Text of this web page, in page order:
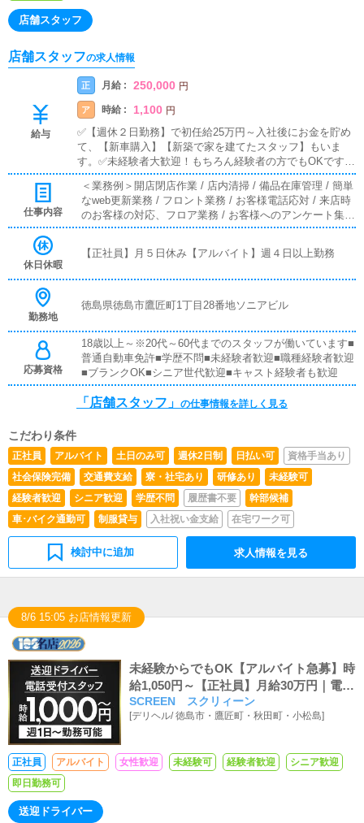
店舗スタッフ
店舗スタッフの求人情報
給与
正 月給 : 250,000 円
ア 時給 : 1,100 円
✅【週休２日勤務】で初任給25万円～入社後にお金を貯め
て、【新車購入】【新築で家を建てたスタッフ】もいま
す。✅未経験者大歓迎！もちろん経験者の方でもOKです。
✅有給休暇制度あり！家庭がある方や、プライベート重視
の方も安心の就業制度です《店舗スタッフ》(未経験者様大
歓迎)[社]：月給25万円～(経験は考慮他未経験者は３ヶ月の
試用期間あり)[ア]：時給1,100円～（試用期間あり）■試用
仕事内容
＜業務例＞開店閉店作業 / 店内清掃 / 備品在庫管理 / 簡単
なweb更新業務 / フロント業務 / お客様電話応対 / 来店時
のお客様の対応、フロア業務 / お客様へのアンケート集計
/フロントやホールでの接客業務や受付業務。清掃業務等
業などもありますが、未経験からでもスムーズに操作可能
す。予約の確認や、会計作業、注意事項の喚起などをお願
務内容を見ながら徐々に覚えていただきますので、未経験
の方でも安心して働けます。■PC更新業務ヘブンネットな
ど、ポータルサイト等の店舗情報更新作業を行っていただ
きます。キャストの出勤情報やイベント、求人ブログの作
更新時に簡単に文字が入力出来れば問題ありません。PC
掃や備品の管理・補充を行っていただきます。
休日休暇
【正社員】月５日休み【アルバイト】週４日以上勤務
勤務地
徳島県徳島市鷹匠町1丁目28番地ソニアビル
応募資格
18歳以上～※20代～60代までのスタッフが働いています■
普通自動車免許■学歴不問■未経験者歓迎■職種経験者歓迎
■ブランクOK■シニア世代歓迎■キャスト経験者も歓迎
「店舗スタッフ」 の仕事情報を詳しく見る
こだわり条件
正社員 アルバイト 土日のみ可 週休2日制 日払い可
資格手当あり
社会保険完備
交通費支給 寮・社宅あり 研修あり
未経験可
経験者歓迎
シニア歓迎 学歴不問 履歴書不要
幹部候補
車･バイク通勤可
制服貸与 入社祝い金支給 在宅ワーク可
検討中に追加 求人情報を見る
8/6 15:05 お店情報更新
未経験からでもOK【アルバイト急募】時
給1,050円～【正社員】月給30万円｜電話
受付・HP更新・キャスト送迎募集中
SCREEN スクリィーン
[デリヘル/徳島市・鷹匠町・秋田町・小松島]
正社員 アルバイト 女性歓迎 未経験可 経験者歓迎
シニア歓迎
即日勤務可
送迎ドライバー